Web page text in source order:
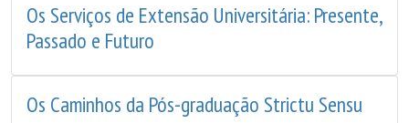
Os Serviços de Extensão Universitária: Presente,
Passado e Futuro
Os Caminhos da Pós-graduação Strictu Sensu